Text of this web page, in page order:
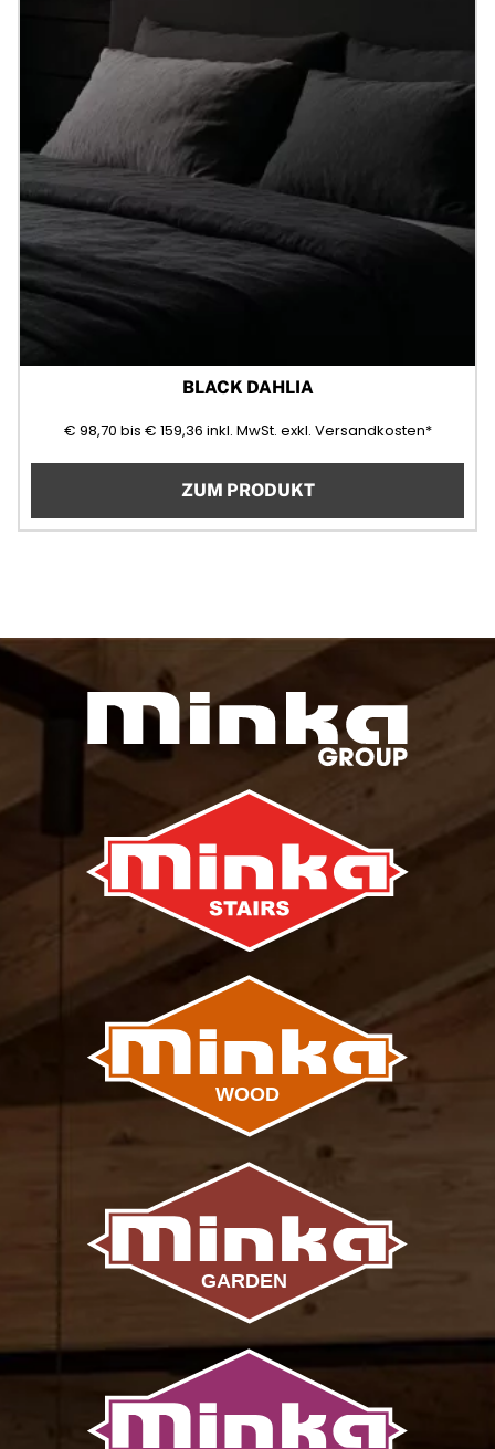
BLACK DAHLIA
€ 98,7098,70
bis € 159,36159,36
inkl. MwSt. (Mehrwertsteuer)
exkl. Versandkosten*
ZUM PRODUKT